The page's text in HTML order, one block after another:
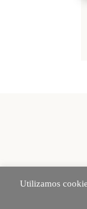
Utilizamos